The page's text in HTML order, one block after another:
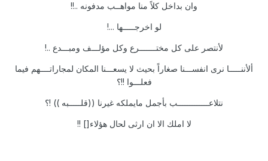
وان بداخل كلاً منا مواهــب مدفونه ..!!
لو اخرجـــــها ...!
لأنتصر على كل مختـــــــرع وكل مؤلـــف ومبـــدع ..!
ألأننـــــا نرى انفســـنا صغاراً بحيث لا يسعـــنا المكان لمجاراتــــهم فيما
فعلـــوا !!؟
نتلاعـــــــــــــب بأجمل مايملكه غيرنا ((قلـــــبه )) !؟
لا املك الا ان ارثى لحال هؤلاء[] !!